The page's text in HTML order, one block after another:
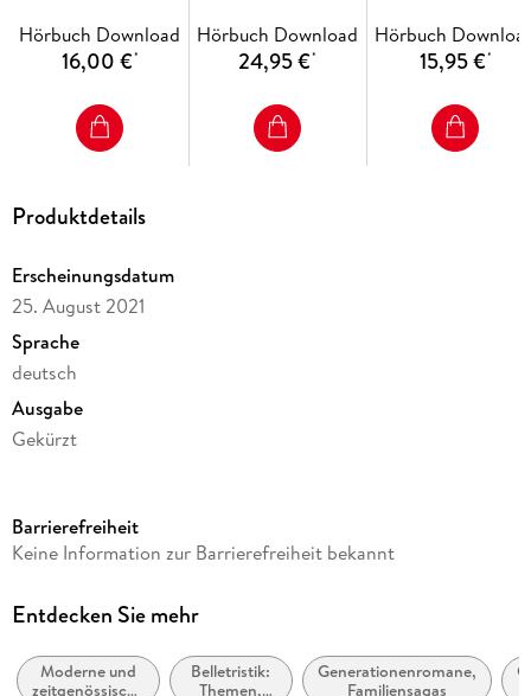
Hörbuch Download
16,00 €*
Hörbuch Download
24,95 €*
Hörbuch
15,95 €*
Produktdetails
Erscheinungsdatum
25. August 2021
Sprache
deutsch
Ausgabe
Gekürzt
Laufzeit
Reihe
Autor/Autorin
Barrierefreiheit
Keine Information zur Barrierefreiheit bekannt
Entdecken Sie mehr
Moderne und
zeitgenössische
Belletristik:
Themen,
Generationenromane,
Familiensagas